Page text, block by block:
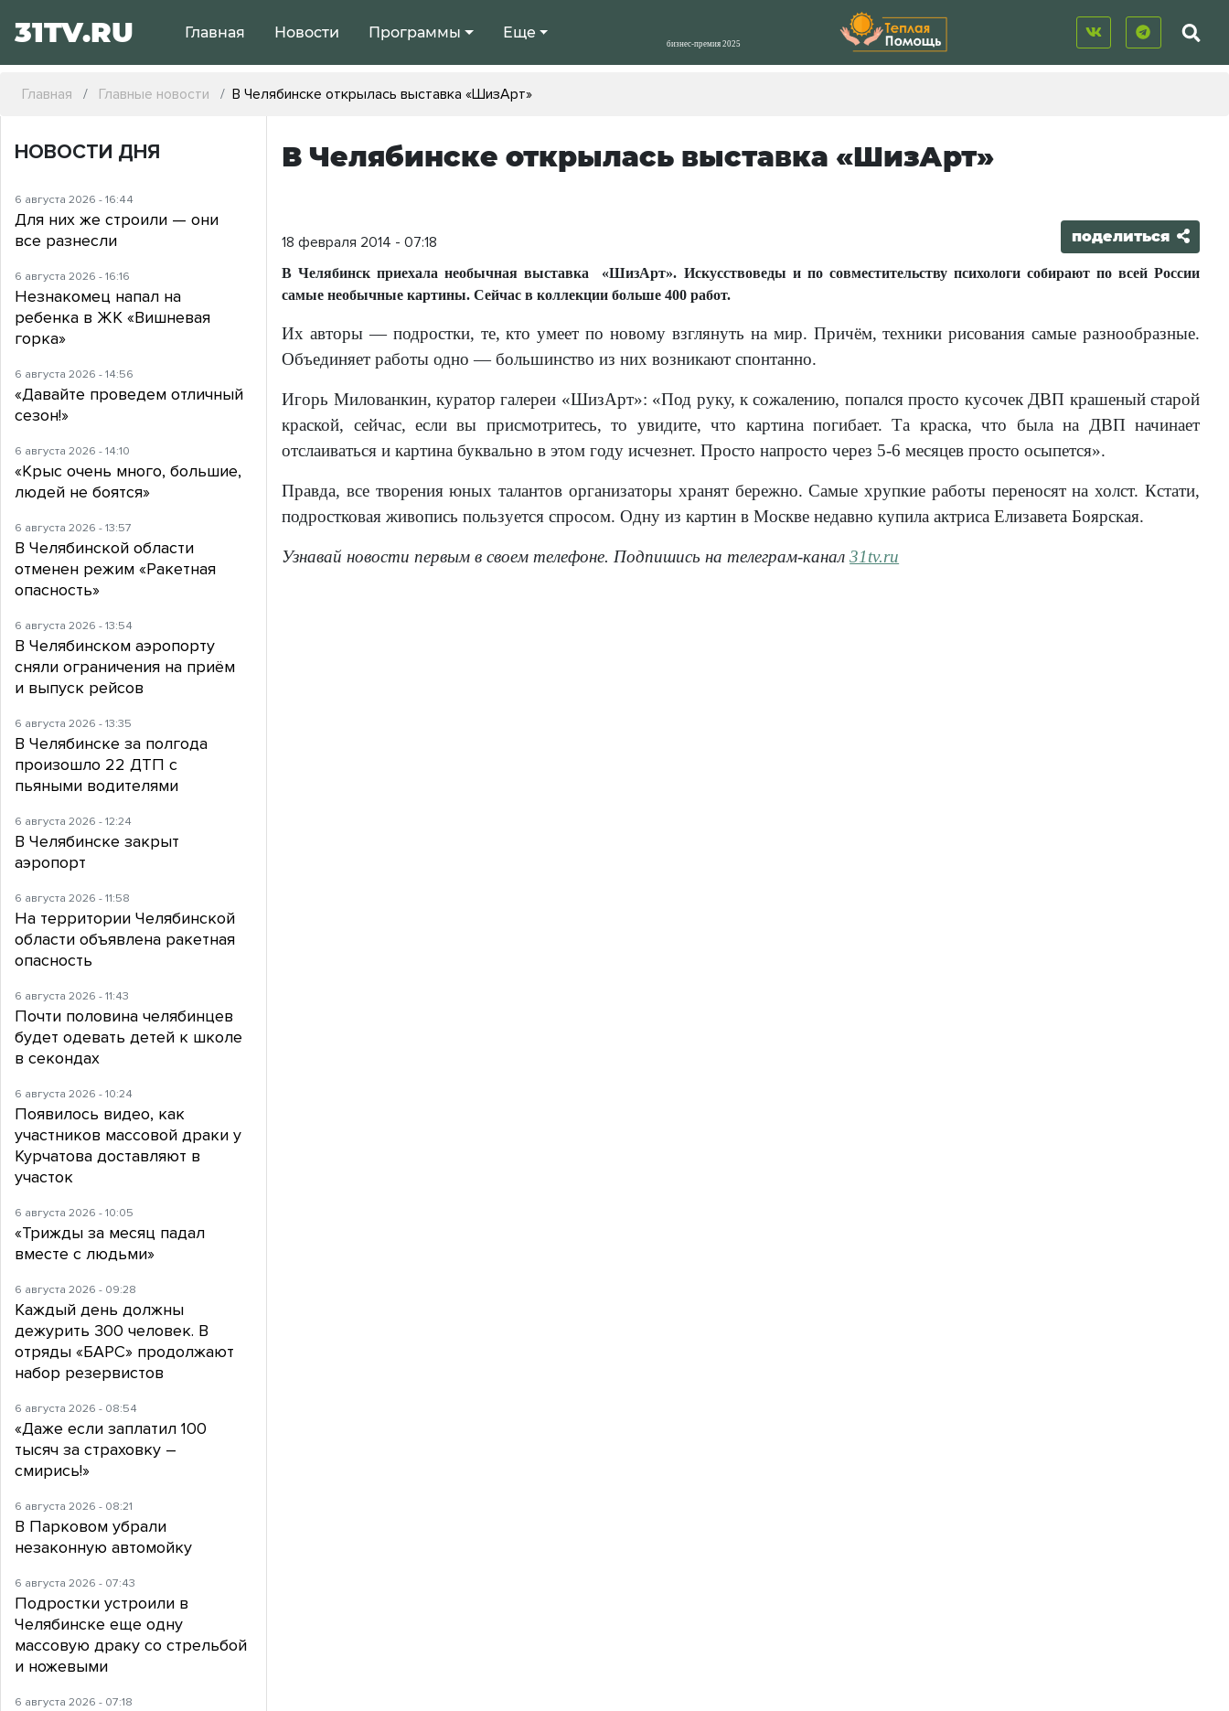
31TV.RU Главная Новости Программы Еще
Главная Главные новости В Челябинске открылась выставка «ШизАрт»
В Челябинске открылась выставка «ШизАрт»
18 февраля 2014 - 07:18 поделиться
В Челябинск приехала необычная выставка «ШизАрт». Искусствоведы и по совместительству психологи собирают по всей России
самые необычные картины. Сейчас в коллекции больше 400 работ.
Их авторы — подростки, те, кто умеет по новому взглянуть на мир. Причём, техники рисования самые разнообразные.
Объединяет работы одно — большинство из них возникают спонтанно.
Игорь Милованкин, куратор галереи «ШизАрт»: «Под руку, к сожалению, попался просто кусочек ДВП крашеный старой
краской, сейчас, если вы присмотритесь, то увидите, что картина погибает. Та краска, что была на ДВП начинает
отслаиваться и картина буквально в этом году исчезнет. Просто напросто через 5-6 месяцев просто осыпется».
Правда, все творения юных талантов организаторы хранят бережно. Самые хрупкие работы переносят на холст. Кстати,
подростковая живопись пользуется спросом. Одну из картин в Москве недавно купила актриса Елизавета Боярская.
Узнавай новости первым в своем телефоне. Подпишись на телеграм-канал31tv.ru
НОВОСТИ ДНЯ
6 августа 2026 - 16:44
Для них же строили — они
все разнесли
6 августа 2026 - 16:16
Незнакомец напал на
ребенка в ЖК «Вишневая
горка»
6 августа 2026 - 14:56
«Давайте проведем отличный
сезон!»
6 августа 2026 - 14:10
«Крыс очень много, большие,
людей не боятся»
6 августа 2026 - 13:57
В Челябинской области
отменен режим «Ракетная
опасность»
6 августа 2026 - 13:54
В Челябинском аэропорту
сняли ограничения на приём
и выпуск рейсов
6 августа 2026 - 13:35
В Челябинске за полгода
произошло 22 ДТП с
пьяными водителями
6 августа 2026 - 12:24
В Челябинске закрыт
аэропорт
6 августа 2026 - 11:58
На территории Челябинской
области объявлена ракетная
опасность
6 августа 2026 - 11:43
Почти половина челябинцев
будет одевать детей к школе
в секондах
6 августа 2026 - 10:24
Появилось видео, как
участников массовой драки у
Курчатова доставляют в
участок
6 августа 2026 - 10:05
«Трижды за месяц падал
вместе с людьми»
6 августа 2026 - 09:28
Каждый день должны
дежурить 300 человек. В
отряды «БАРС» продолжают
набор резервистов
6 августа 2026 - 08:54
«Даже если заплатил 100
тысяч за страховку –
смирись!»
6 августа 2026 - 08:21
В Парковом убрали
незаконную автомойку
6 августа 2026 - 07:43
Подростки устроили в
Челябинске еще одну
массовую драку со стрельбой
и ножевыми
6 августа 2026 - 07:18